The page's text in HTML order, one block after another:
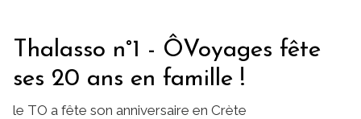
Thalasso n°1 - ÔVoyages fête
ses 20 ans en famille !
le TO a fête son anniversaire en Crète